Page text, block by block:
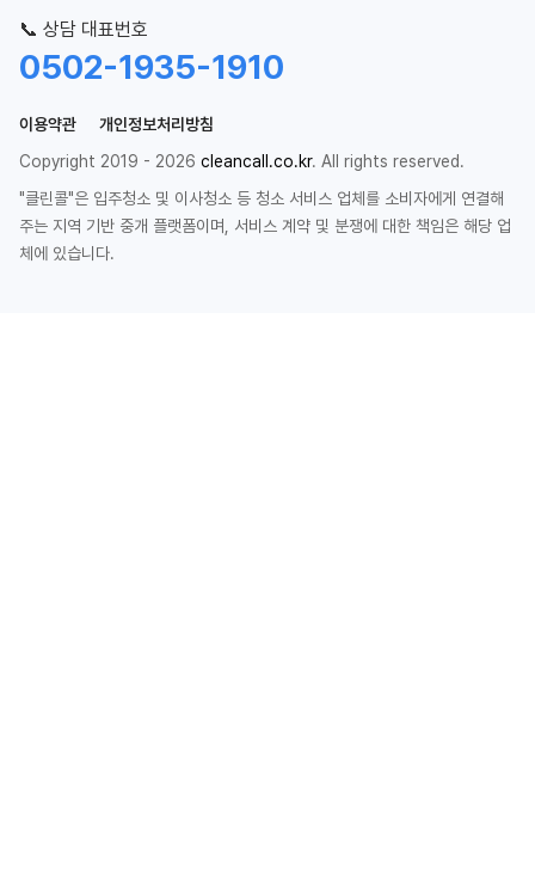
📞 상담 대표번호
0502-1935-1910
이용약관
개인정보처리방침
Copyright 2019 - 2026 cleancall.co.kr. All rights reserved.
"클린콜"은 입주청소 및 이사청소 등 청소 서비스 업체를 소비자에게 연결해
주는 지역 기반 중개 플랫폼이며, 서비스 계약 및 분쟁에 대한 책임은 해당 업
체에 있습니다.